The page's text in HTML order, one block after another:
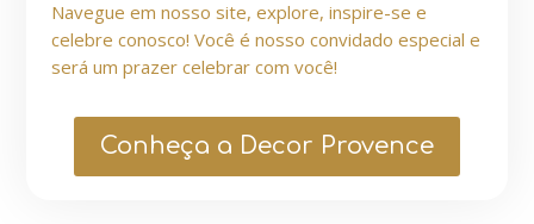
Navegue em nosso site, explore, inspire-se e
celebre conosco! Você é nosso convidado especial e
será um prazer celebrar com você!
Conheça a Decor Provence